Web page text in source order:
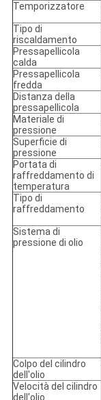
Temporizzatore
Tipo di
riscaldamento
Pressapellicola
calda
Pressapellicola
fredda
Distanza della
pressapellicola
Materiale di
pressione
Superficie di
pressione
Portata di
raffreddamento di
temperatura
Tipo di
raffreddamento
Sistema di
pressione di olio
Colpo del cilindro
dell'olio
Velocità del cilindro
dell'olio